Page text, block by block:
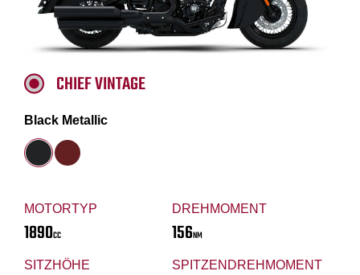
MOTORTYP
1890CC
DREHMOMENT
156NM
SITZHÖHE SPITZENDREHMOMENT
CHIEF VINTAGE
Black Metallic